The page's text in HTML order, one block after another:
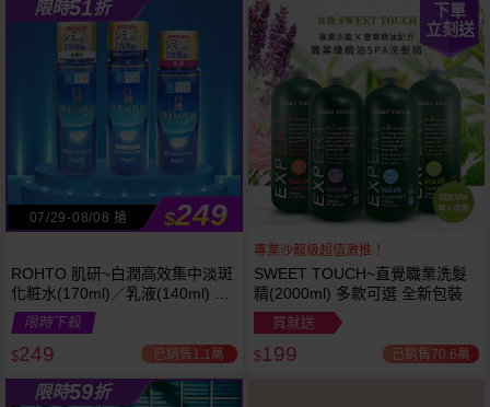
越多越
便宜
限時51折
07/29-08/08 搶 $249
ROHTO 肌研~白潤高效集中淡斑
化粧水(170ml)／乳液(140ml) 款
式可選
限時下殺
$249 已銷售1.1萬
下單
立刻送
專業沙龍級超值激推！
SWEET TOUCH~直覺職業洗髮
精(2000ml) 多款可選 全新包裝
買就送
$199 已銷售70.6萬
限時59折